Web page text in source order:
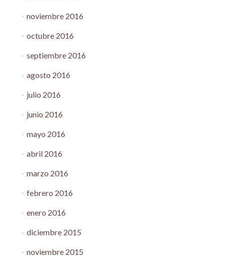
noviembre 2016
octubre 2016
septiembre 2016
agosto 2016
julio 2016
junio 2016
mayo 2016
abril 2016
marzo 2016
febrero 2016
enero 2016
diciembre 2015
noviembre 2015